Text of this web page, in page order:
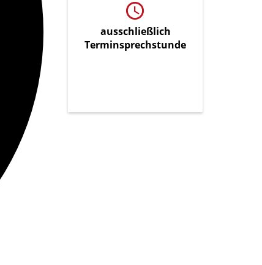
ausschließlich
Terminsprechstunde